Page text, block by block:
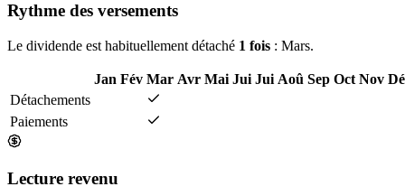
Rythme des versements
Le dividende est habituellement détaché 1 fois : Mars.
Jan Fév Mar Avr Mai Jui Jui Aoû Sep Oct Nov
Détachements
Paiements
Lecture revenu